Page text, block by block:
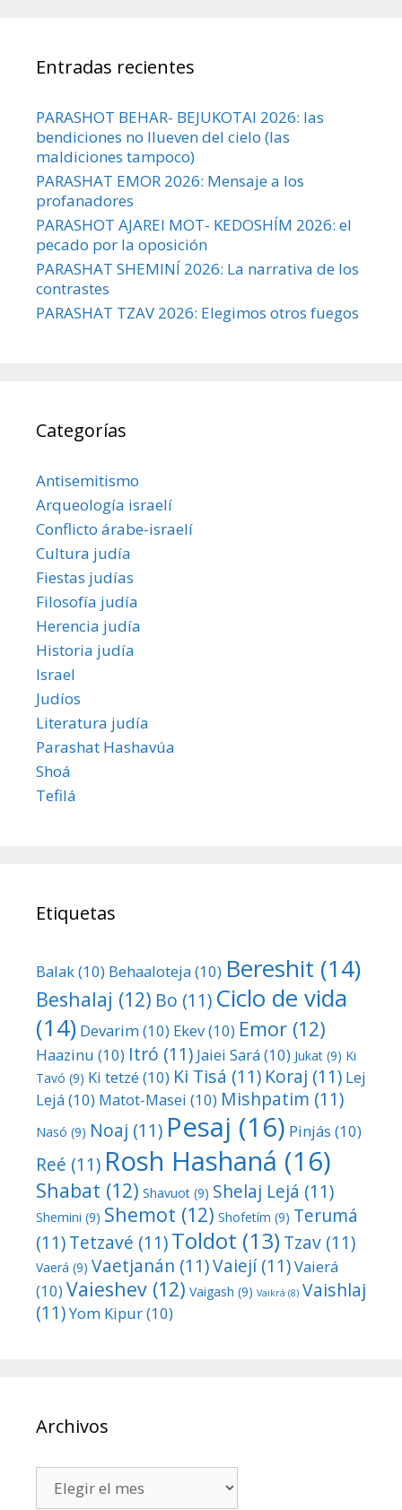
Entradas recientes
PARASHOT BEHAR- BEJUKOTAI 2026: las
bendiciones no llueven del cielo (las
maldiciones tampoco)
PARASHAT EMOR 2026: Mensaje a los
profanadores
PARASHOT AJAREI MOT- KEDOSHÍM 2026: el
pecado por la oposición
PARASHAT SHEMINÍ 2026: La narrativa de los
contrastes
PARASHAT TZAV 2026: Elegimos otros fuegos
Categorías
Antisemitismo
Arqueología israelí
Conflicto árabe-israelí
Cultura judía
Fiestas judías
Filosofía judía
Herencia judía
Historia judía
Israel
Judíos
Literatura judía
Parashat Hashavúa
Shoá
Tefilá
Etiquetas
Balak(10) Behaaloteja(10) Bereshit (14)
Beshalaj (12) Bo (11) Ciclo de vida
(14) Devarim(10) Ekev(10) Emor (12)
Haazinu (10) Itró (11) Jaiei Sará(10) Jukat (9) Ki
Tavó (9) Ki tetzé(10) Ki Tisá (11) Koraj (11) Lej
Lejá(10) Matot-Masei (10) Mishpatim (11)
Nasó (9) Noaj (11) Pesaj (16) Pinjás (10)
Reé (11) Rosh Hashaná (16)
Shabat (12) Shavuot (9) Shelaj Lejá (11)
Shemini (9) Shemot (12) Shofetím (9) Terumá
(11)Tetzavé (11)Toldot (13) Tzav (11)
Vaerá (9) Vaetjanán (11)Vaiejí(11)Vaierá
(10) Vaieshev (12) Vaigash (9) Vaikrá (8) Vaishlaj
(11)Yom Kipur(10)
Archivos